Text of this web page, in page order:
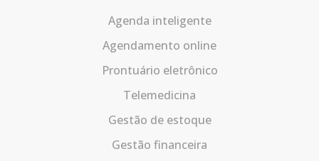
Agenda inteligente
Agendamento online
Prontuário eletrônico
Telemedicina
Gestão de estoque
Gestão financeira